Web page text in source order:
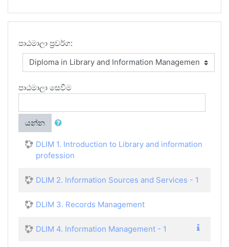
පාඨමාලා ප්‍රවර්ග:
පාඨමාලා සෙවීම
යන්න
DLIM 1. Introduction to Library and information
profession
DLIM 2. Information Sources and Services - 1
DLIM 3. Records Management
DLIM 4. Information Management - 1